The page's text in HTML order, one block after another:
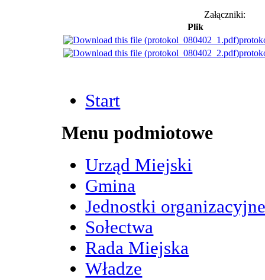
Załączniki:
Plik
Start
Menu podmiotowe
Urząd Miejski
Gmina
Jednostki
Sołectwa
Rada Miejska
Władze